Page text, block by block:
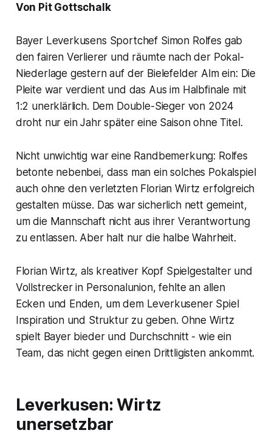
Von Pit Gottschalk
Bayer Leverkusens Sportchef Simon Rolfes gab
den fairen Verlierer und räumte nach der Pokal-
Niederlage gestern auf der Bielefelder Alm ein: Die
Pleite war verdient und das Aus im Halbfinale mit
1:2 unerklärlich. Dem Double-Sieger von 2024
droht nur ein Jahr später eine Saison ohne Titel.
Nicht unwichtig war eine Randbemerkung: Rolfes
betonte nebenbei, dass man ein solches Pokalspiel
auch ohne den verletzten Florian Wirtz erfolgreich
gestalten müsse. Das war sicherlich nett gemeint,
um die Mannschaft nicht aus ihrer Verantwortung
zu entlassen. Aber halt nur die halbe Wahrheit.
Florian Wirtz, als kreativer Kopf Spielgestalter und
Vollstrecker in Personalunion, fehlte an allen
Ecken und Enden, um dem Leverkusener Spiel
Inspiration und Struktur zu geben. Ohne Wirtz
spielt Bayer bieder und Durchschnitt - wie ein
Team, das nicht gegen einen Drittligisten ankommt.
Leverkusen: Wirtz
unersetzbar